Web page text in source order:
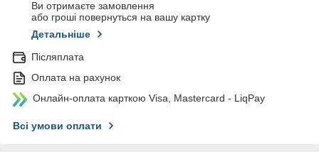
Ви отримаєте замовлення
або гроші повернуться на вашу картку
Детальніше
Післяплата
Оплата на рахунок
Онлайн-оплата карткою Visa, Mastercard - LiqPay
Всі умови оплати